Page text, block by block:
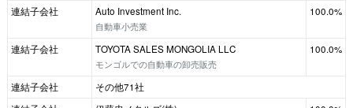
連結子会社
Auto Investment Inc.
自動車小売業
100.0%
連結子会社
TOYOTA SALES MONGOLIA LLC
モンゴルでの自動車の卸売販売
100.0%
連結子会社
その他71社